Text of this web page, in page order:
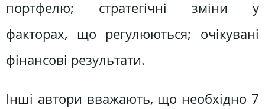
портфелю; стратегічні зміни у
факторах, що регулюються; очікувані
фінансові результати.
Інші автори вважають, що необхідно 7